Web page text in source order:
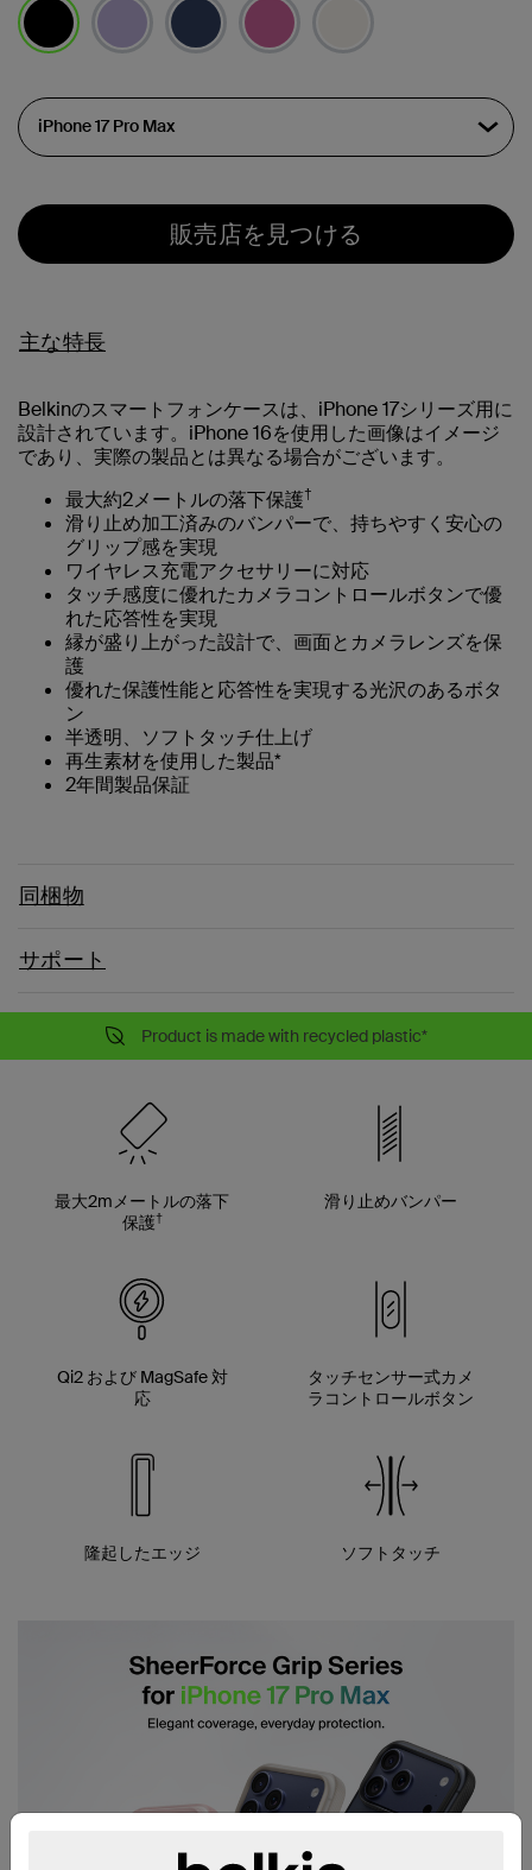
販売店を見つける
主な特長
Belkinのスマートフォンケースは、iPhone 17シリーズ用に
設計されています。iPhone 16を使用した画像はイメージ
であり、実際の製品とは異なる場合がございます。
最大約2メートルの落下保護†
滑り止め加工済みのバンパーで、持ちやすく安心の
グリップ感を実現
ワイヤレス充電アクセサリーに対応
タッチ感度に優れたカメラコントロールボタンで優
れた応答性を実現
縁が盛り上がった設計で、画面とカメラレンズを保
護
優れた保護性能と応答性を実現する光沢のあるボタ
ン
半透明、ソフトタッチ仕上げ
再生素材を使用した製品*
2年間製品保証
同梱物
サポート
Product is made with recycled plastic*
最大2mメートルの落下
保護†
滑り止めバンパー
Qi2 および MagSafe 対
応
タッチセンサー式カメ
ラコントロールボタン
隆起したエッジ ソフトタッチ